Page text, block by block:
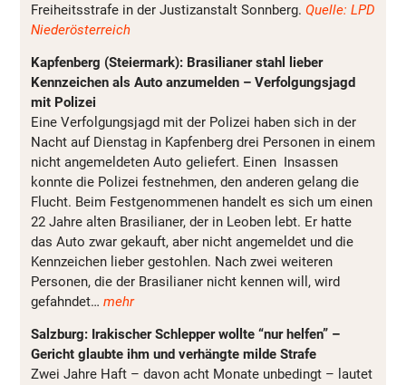
Freiheitsstrafe in der Justizanstalt Sonnberg. Quelle: LPD
Niederösterreich
Kapfenberg (Steiermark): Brasilianer stahl lieber
Kennzeichen als Auto anzumelden – Verfolgungsjagd
mit Polizei
Eine Verfolgungsjagd mit der Polizei haben sich in der
Nacht auf Dienstag in Kapfenberg drei Personen in einem
nicht angemeldeten Auto geliefert. Einen Insassen
konnte die Polizei festnehmen, den anderen gelang die
Flucht. Beim Festgenommenen handelt es sich um einen
22 Jahre alten Brasilianer, der in Leoben lebt. Er hatte
das Auto zwar gekauft, aber nicht angemeldet und die
Kennzeichen lieber gestohlen. Nach zwei weiteren
Personen, die der Brasilianer nicht kennen will, wird
gefahndet… mehr
Salzburg: Irakischer Schlepper wollte “nur helfen” –
Gericht glaubte ihm und verhängte milde Strafe
Zwei Jahre Haft – davon acht Monate unbedingt – lautet